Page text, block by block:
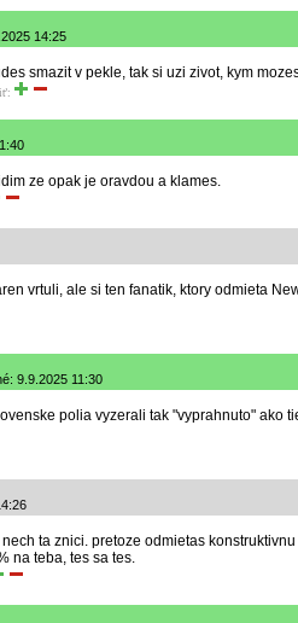
14:25
smazit v pekle, tak si uzi zivot, kym
ze opak je oravdou a klames.
vrtuli, ale si ten fanatik, ktory odmieta
9.9.2025 11:30
polia vyzerali tak "vyprahnuto" ako
ta znici. pretoze odmietas
na teba, tes sa tes.